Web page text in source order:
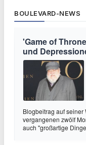
BOULEVARD-NEWS
'Game of
und
Blogbeitrag auf seiner
vergangenen zwölf
auch "großartige